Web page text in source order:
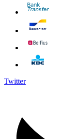
Twitter